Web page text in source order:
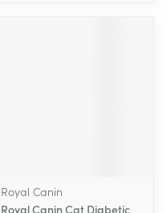
Royal Canin
Royal Canin Cat Diabetic